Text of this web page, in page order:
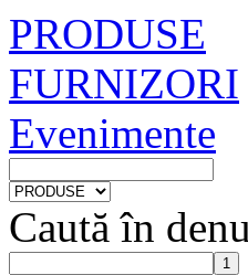
PRODUSE
FURNIZORI
Evenimente
Caută în